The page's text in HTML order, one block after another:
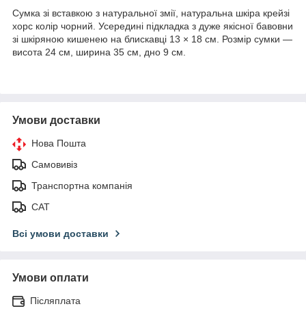
Сумка зі вставкою з натуральної змії, натуральна шкіра крейзі
хорс колір чорний. Усередині підкладка з дуже якісної бавовни
зі шкіряною кишенею на блискавці 13 × 18 см. Розмір сумки —
висота 24 см, ширина 35 см, дно 9 см.
Умови доставки
Нова Пошта
Самовивіз
Транспортна компанія
САТ
Всі умови доставки
Умови оплати
Післяплата